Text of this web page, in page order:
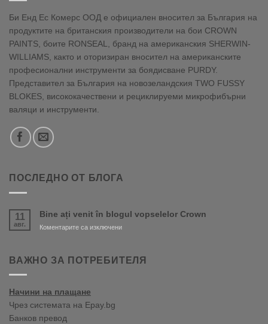
Би Енд Ес Комерс ООД е официален вносител за България на
продуктите на британския производители на бои CROWN
PAINTS, боите RONSEAL, бранд на американския SHERWIN-
WILLIAMS, както и оторизиран вносител на американските
професионални инструменти за боядисване PURDY.
Представител за България на новозеландския TWO FUSSY
BLOKES, висококачествени и рециклируеми микрофибърни
валяци и инструменти.
ПОСЛЕДНО ОТ БЛОГА
11
авг.
Bine ați venit în blogul vopselelor Crown
Коментарите са изключениза
venit
ВАЖНО ЗА ПОТРЕБИТЕЛЯ
Начини на плащане
Чрез системата на Epay.bg
Банков превод